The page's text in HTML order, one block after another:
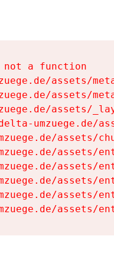
a function
assets/
assets/
assets/
umzuege.de/
assets/
assets/
assets/
assets/
assets/
assets/